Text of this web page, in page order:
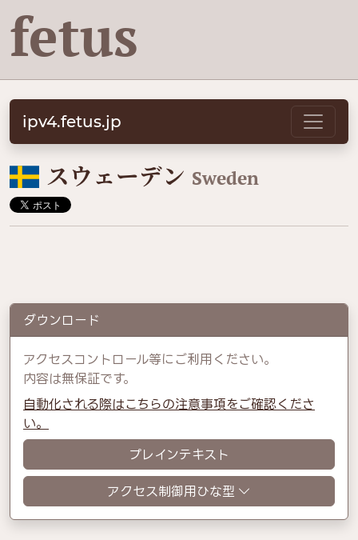
fetus
ipv4.fetus.jp
🇸🇪 スウェーデン Sweden
ダウンロード
アクセスコントロール等にご利用ください。
内容は無保証です。
自動化される際はこちらの注意事項をご確認くださ
い。
プレインテキスト
アクセス制御用ひな型